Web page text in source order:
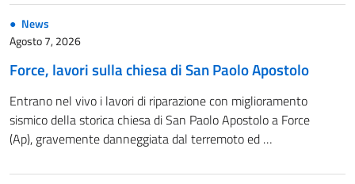
News
Agosto 7, 2026
Force, lavori sulla chiesa di San Paolo Apostolo
Entrano nel vivo i lavori di riparazione con miglioramento
sismico della storica chiesa di San Paolo Apostolo a Force
(Ap), gravemente danneggiata dal terremoto ed …